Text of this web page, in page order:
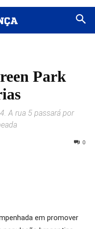
Park
A rua 5 passará por
0
em promover